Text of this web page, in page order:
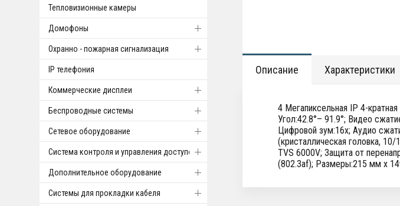
Тепловизионные камеры
Домофоны
Охранно - пожарная сигнализация
IP телефония
Коммерческие дисплеи
Беспроводные системы
Cетевое оборудование
Система контроля и управления доступом
Дополнительное оборудование
Системы для прокладки кабеля
Описание Характеристики
4 Мегапиксельная IP 4-
Угол:42.8°– 91.9°; Видео
Цифровой зум:16x; Аудио
(кристаллическая головка,
TVS 6000V; Защита от
(802.3af); Размеры:215 мм x